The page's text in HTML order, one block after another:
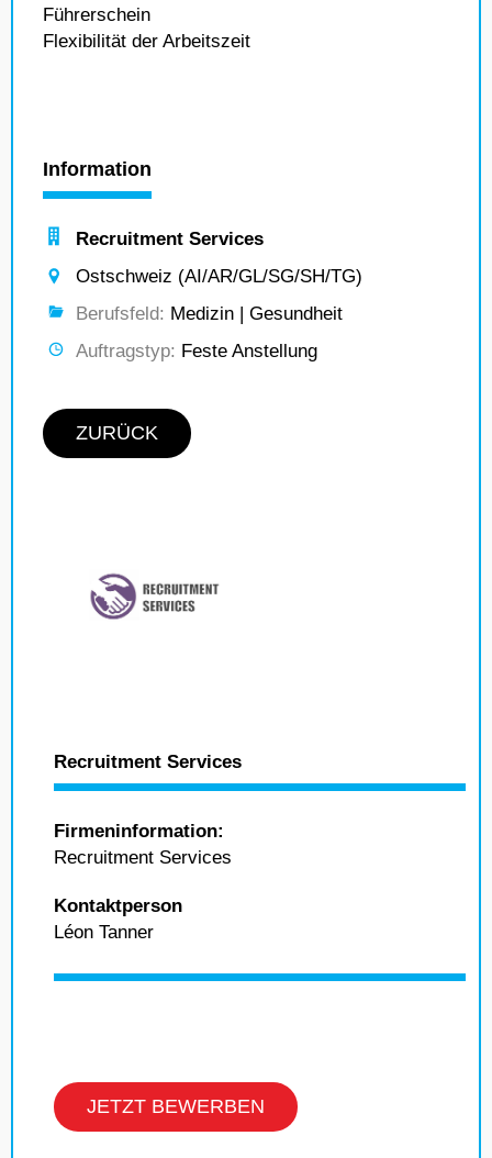
Führerschein
Flexibilität der Arbeitszeit
Information
Recruitment Services
Ostschweiz (AI/AR/GL/SG/SH/TG)
Berufsfeld: Medizin | Gesundheit
Auftragstyp: Feste Anstellung
ZURÜCK
Recruitment Services
Firmeninformation:
Recruitment Services
Kontaktperson
Léon Tanner
JETZT BEWERBEN